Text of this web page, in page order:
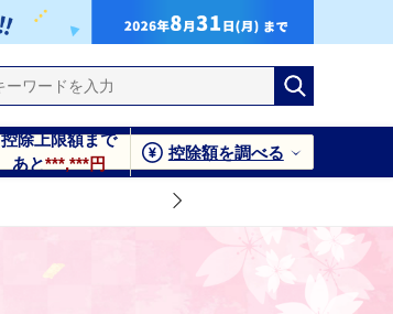
控除上限額まで
あと***,***円
控除額を調べる